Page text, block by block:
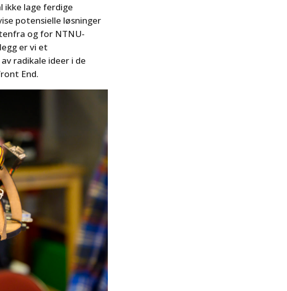
ikke lage ferdige
potensielle løsninger
og for NTNU-
er vi et
radikale ideer i de
End.